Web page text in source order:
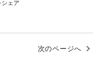
ェア
次のページへ